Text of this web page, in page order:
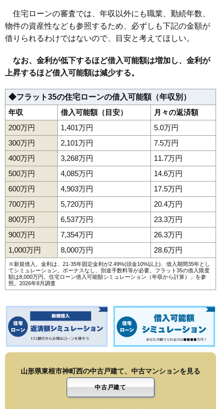
住宅ローンの審査では、年収以外にも職業、勤続年数、
物件の資産性なども参照するため、必ずしも下記の金額が
借りられるわけではないので、目安と考えてほしい。
なお、金利が低下するほど借入可能額は増加し、金利が
上昇するほど借入可能額は減少する。
◆フラット35の住宅ローンの借入可能額（年収別）
年収
借入可能額（目安）
月々の返済額
200万円
1,401万円
5.0万円
300万円
2,101万円
7.5万円
400万円
3,268万円
11.7万円
500万円
4,085万円
14.6万円
600万円
4,903万円
17.5万円
700万円
5,720万円
20.4万円
800万円
6,537万円
23.3万円
900万円
7,354万円
26.3万円
1,000万円
8,000万円 28.6万円
※新規借入。金利は、21-35年固定金利が2.49%(頭金10%以上)、借入期間35年とし
てシミュレーション。ボーナスなし、別途手数料等が必要。フラット35の借入限度
額は8,000万円。 住宅ローン借入可能額シミュレーション（年収から計算）
」を参
照。2026年8月調査
山形県東根市神町西の中古戸建て、中古マンションを見る
中古戸建て